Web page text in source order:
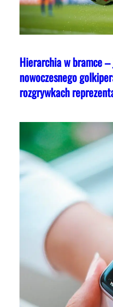
Hierarchia w bramce
nowoczesnego
rozgrywkach